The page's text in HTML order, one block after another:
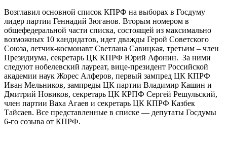
Возглавил основной список КПРФ на выборах в Госдуму
лидер партии Геннадий Зюганов. Вторым номером в
общефедеральной части списка, состоящей из максимально
возможных 10 кандидатов, идет дважды Герой Советского
Союза, летчик-космонавт Светлана Савицкая, третьим – член
Президиума, секретарь ЦК КПРФ Юрий Афонин. За ними
следуют нобелевский лауреат, вице-президент Российской
академии наук Жорес Алферов, первый зампред ЦК КПРФ
Иван Мельников, зампреды ЦК партии Владимир Кашин и
Дмитрий Новиков, секретарь ЦК КРПФ Сергей Решульский,
член партии Ваха Агаев и секретарь ЦК КПРФ Казбек
Тайсаев. Все представленные в списке — депутаты Госдумы
6-го созыва от КПРФ.